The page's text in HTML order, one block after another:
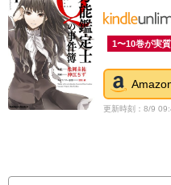
1〜10巻が実
更新時刻：8/9